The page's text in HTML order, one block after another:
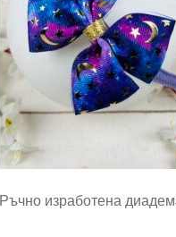
Ръчно изработена